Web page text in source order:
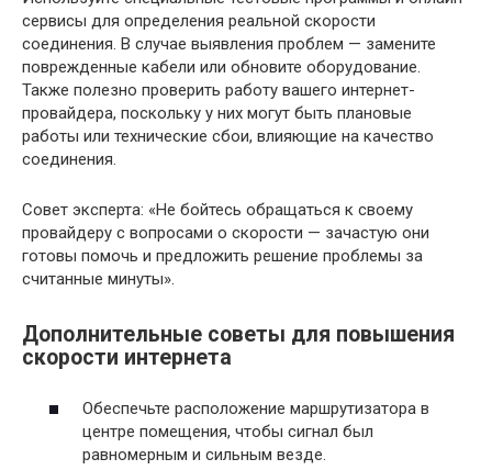
сервисы для определения реальной скорости
соединения. В случае выявления проблем — замените
поврежденные кабели или обновите оборудование.
Также полезно проверить работу вашего интернет-
провайдера, поскольку у них могут быть плановые
работы или технические сбои, влияющие на качество
соединения.
Совет эксперта: «Не бойтесь обращаться к своему
провайдеру с вопросами о скорости — зачастую они
готовы помочь и предложить решение проблемы за
считанные минуты».
Дополнительные советы для повышения
скорости интернета
Обеспечьте расположение маршрутизатора в
центре помещения, чтобы сигнал был
равномерным и сильным везде.